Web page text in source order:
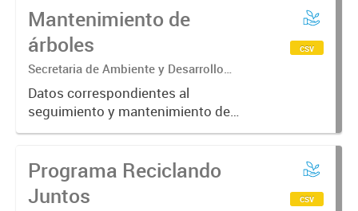
Mantenimiento de
árboles
Secretaria de Ambiente y Desarrollo
Sustentable
Datos correspondientes al
seguimiento y mantenimiento de
los arboles plantados y registrados
Municipalidad de Corrientes
csv
Programa Reciclando
Juntos
csv